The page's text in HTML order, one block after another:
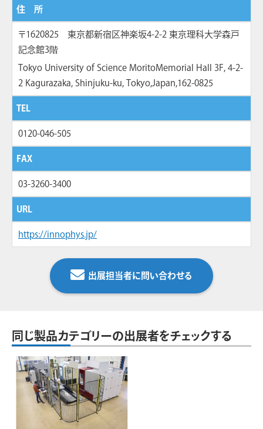
住 所
〒1620825 東京都新宿区神楽坂4-2-2 東京理科大学森戸
記念館3階
Tokyo University of Science MoritoMemorial Hall 3F, 4-2-
2 Kagurazaka, Shinjuku-ku, Tokyo,Japan,162-0825
TEL
0120-046-505
FAX
03-3260-3400
URL
https://innophys.jp/
出展担当者に問い合わせる
同じ製品カテゴリーの出展者をチェックする